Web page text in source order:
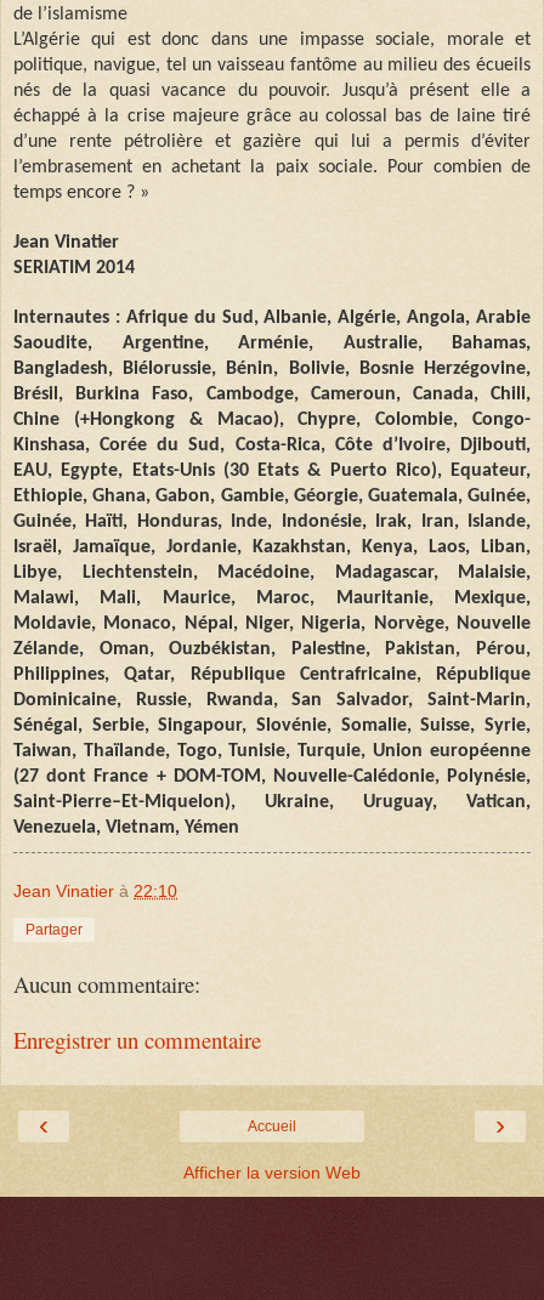
de l’islamisme
L’Algérie qui est donc dans une impasse sociale, morale et
politique, navigue, tel un vaisseau fantôme au milieu des écueils
nés de la quasi vacance du pouvoir. Jusqu’à présent elle a
échappé à la crise majeure grâce au colossal bas de laine tiré
d’une rente pétrolière et gazière qui lui a permis d’éviter
l’embrasement en achetant la paix sociale. Pour combien de
temps encore ? »
Jean Vinatier
SERIATIM 2014
Internautes : Afrique du Sud, Albanie, Algérie, Angola, Arabie
Saoudite, Argentine, Arménie, Australie, Bahamas,
Bangladesh, Biélorussie, Bénin, Bolivie, Bosnie Herzégovine,
Brésil, Burkina Faso, Cambodge, Cameroun, Canada, Chili,
Chine (+Hongkong & Macao), Chypre, Colombie, Congo-
Kinshasa, Corée du Sud, Costa-Rica, Côte d’Ivoire, Djibouti,
EAU, Egypte, Etats-Unis (30 Etats & Puerto Rico), Equateur,
Ethiopie, Ghana, Gabon, Gambie, Géorgie, Guatemala, Guinée,
Guinée, Haïti, Honduras, Inde, Indonésie, Irak, Iran, Islande,
Israël, Jamaïque, Jordanie, Kazakhstan, Kenya, Laos, Liban,
Libye, Liechtenstein, Macédoine, Madagascar, Malaisie,
Malawi, Mali, Maurice, Maroc, Mauritanie, Mexique,
Moldavie, Monaco, Népal, Niger, Nigeria, Norvège, Nouvelle
Zélande, Oman, Ouzbékistan, Palestine, Pakistan, Pérou,
Philippines, Qatar, République Centrafricaine, République
Dominicaine, Russie, Rwanda, San Salvador, Saint-Marin,
Sénégal, Serbie, Singapour, Slovénie, Somalie, Suisse, Syrie,
Taiwan, Thaïlande, Togo, Tunisie, Turquie, Union européenne
(27 dont France + DOM-TOM, Nouvelle-Calédonie, Polynésie,
Saint-Pierre–Et-Miquelon), Ukraine, Uruguay, Vatican,
Venezuela, Vietnam, Yémen
Jean Vinatier à 22:10
Partager
Aucun commentaire:
Enregistrer un commentaire
‹ ›
Accueil
Afficher la version Web